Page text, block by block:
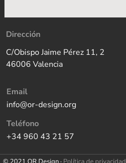
Dirección
C/Obispo Jaime Pérez 11, 2
46006 Valencia
Email
info@or-design.org
Teléfono
+34 960 43 21 57